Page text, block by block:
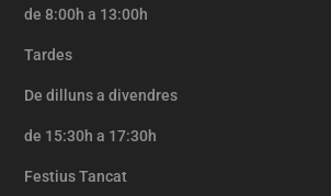
de 8:00h a 13:00h
Tardes
De dilluns a divendres
de 15:30h a 17:30h
Festius Tancat